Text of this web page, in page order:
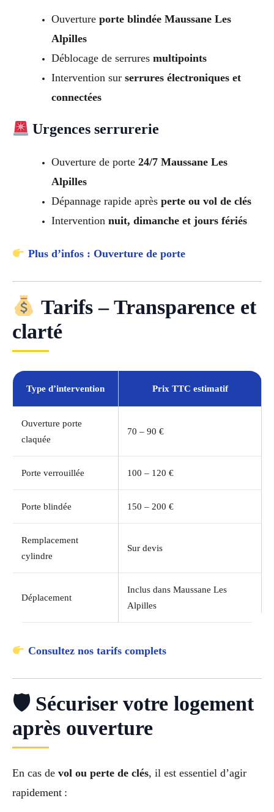
Ouverture porte blindée Maussane Les
Alpilles
Déblocage de serrures multipoints
Intervention sur serrures électroniques et
connectées
Urgences serrurerie
Ouverture de porte 24/7 Maussane Les
Alpilles
Dépannage rapide après perte ou vol de clés
Intervention nuit, dimanche et jours fériés
Plus d’infos : Ouverture de porte
Tarifs – Transparence et
clarté
Type d’intervention Prix TTC estimatif
Ouverture porte
claquée
70 – 90 €
Porte verrouillée 100 – 120 €
Porte blindée 150 – 200 €
Remplacement
cylindre
Sur devis
Déplacement
Inclus dans Maussane Les
Alpilles
Consultez nos tarifs complets
🛡 Sécuriser votre logement
après ouverture
En cas de vol ou perte de clés, il est essentiel d’agir
rapidement :